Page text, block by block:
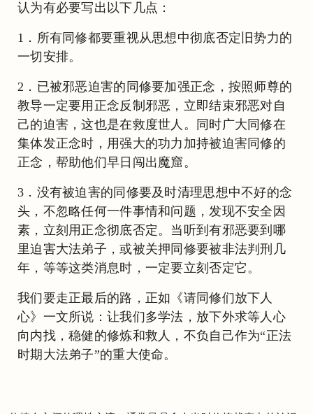
认为有必要写出以下几点：
1．所有同修都要重视从思想中彻底否定旧势力的
一切安排。
2．已被邪恶迫害的同修要加强正念，按照师尊的
教导一定要用正念反制邪恶，立即结束邪恶对自
己的迫害，这也是在救度世人。同时广大同修在
集体发正念时，用强大的功力加持被迫害同修的
正念，帮助他们早日闯出魔窟。
3．没有被迫害的同修要及时清理思想中不好的念
头，不忽略任何一件事情和问题，发现不安全因
素，立刻用正念彻底否定。当听到有邪恶要到哪
里迫害大法弟子，或被关押同修要被非法判刑几
年，等等这类消息时，一定要立刻否定它。
我们要走正最后的路，正如《请同修们放下人
心》一文所说：让我们多学法，放下外求等人心
向内找，稳健的修炼和救人，不负自己作为“正法
时期大法弟子”的重大使命。